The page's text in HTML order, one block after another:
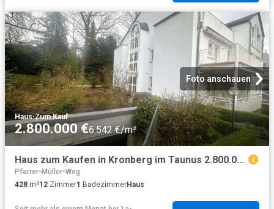
Foto anschauen
Haus·Zum Kauf
2.800.000 €6.542 €/m²
Haus zum Kaufen in Kronberg im Taunus 2.800.000,00 EUR 428.92 m²
Pfarrer-Müller-Weg
428 m²12 Zimmer1 BadezimmerHaus